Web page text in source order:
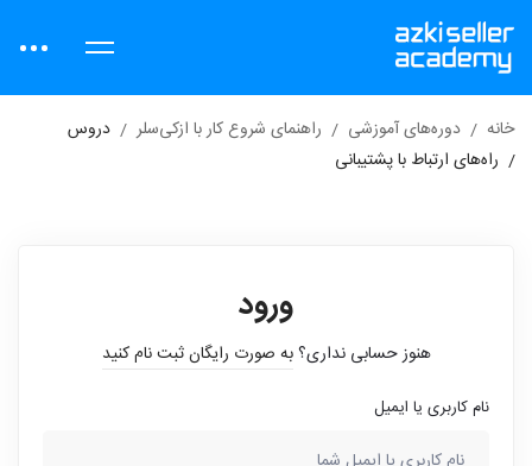
خانه دوره‌های آموزشی راهنمای شروع کار با ازکی‌سلر
دروس
راه‌های ارتباط با پشتیبانی
ورود
هنوز حسابی نداری؟به صورت رایگان ثبت نام کنید
نام کاربری یا ایمیل